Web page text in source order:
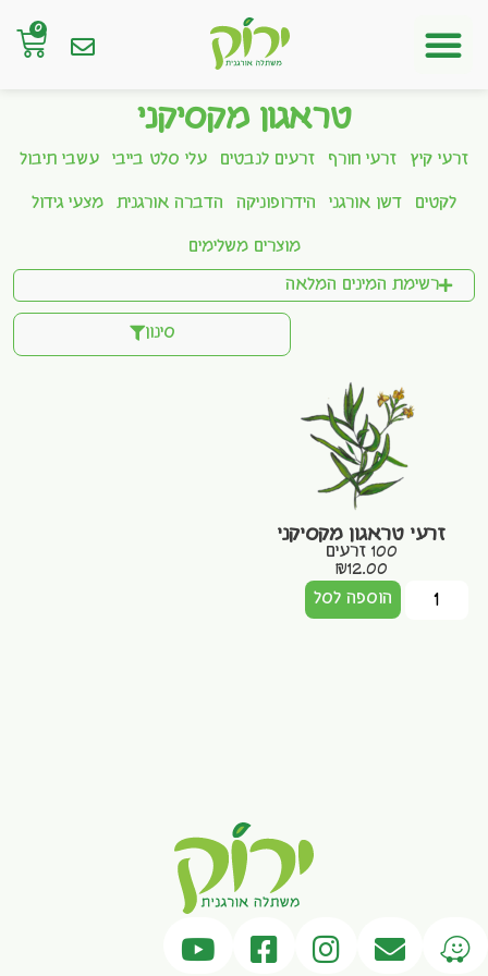
0
טראגון מקסיקני
זרעי קיץ זרעי חורף זרעים לנבטים עלי סלט בייבי עשבי תיבול
לקטים דשן אורגני הידרופוניקה הדברה אורגנית מצעי גידול
מוצרים משלימים
רשימת המינים המלאה
סינון
זרעי טראגון מקסיקני
100 זרעים
₪12.00
הוספה לסל